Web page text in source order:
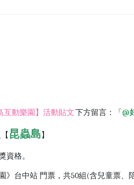
互動樂園】活動貼文下方留言：「 @
昆蟲島 】
資格。
》台中站 門票，共50組(含兒童票、